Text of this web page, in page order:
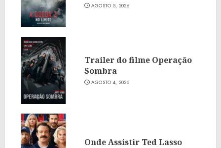
AGOSTO 5, 2026
Trailer do filme Operação
Sombra
AGOSTO 4, 2026
Onde Assistir Ted Lasso